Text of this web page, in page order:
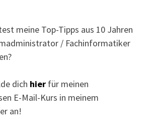
meine Top-Tipps aus 10 Jahren
/ Fachinformatiker
dich hierfür meinen
E-Mail-Kurs in meinem
an!